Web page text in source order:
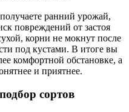
ранний урожай,
повреждений от застоя
корни не мокнут после
под кустами. В итоге вы
комфортной обстановке, а
и приятнее.
сортов